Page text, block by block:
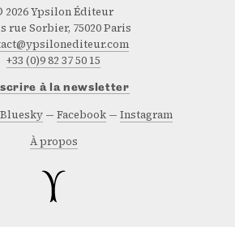
2026 Ypsilon Éditeur
rue Sorbier, 75020 Paris
+33 (0)9 82 37 50 15
à la newsletter
Bluesky Facebook
Instagram
À propos